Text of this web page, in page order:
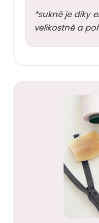
*sukně je díky
velikostně a